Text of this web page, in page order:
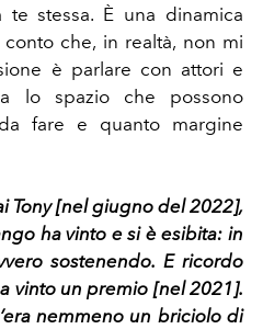
stessa. È una dinamica
che, in realtà, non mi
è parlare con attori e
lo spazio che possono
fare e quanto margine
Tony [nel giugno del 2022],
ha vinto e si è esibita: in
sostenendo. E ricordo
vinto un premio [nel 2021].
nemmeno un briciolo di